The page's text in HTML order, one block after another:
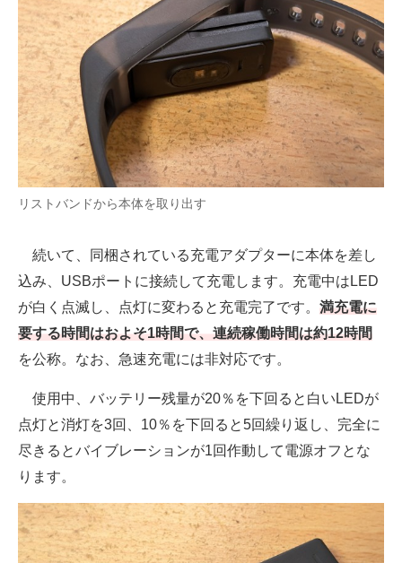
リストバンドから本体を取り出す
続いて、同梱されている充電アダプターに本体を差し
込み、USBポートに接続して充電します。充電中はLED
が白く点滅し、点灯に変わると充電完了です。 満充電に
要する時間はおよそ1時間で、連続稼働時間は約12時間
を公称。なお、急速充電には非対応です。
使用中、バッテリー残量が20％を下回ると白いLEDが
点灯と消灯を3回、10％を下回ると5回繰り返し、完全に
尽きるとバイブレーションが1回作動して電源オフとな
ります。